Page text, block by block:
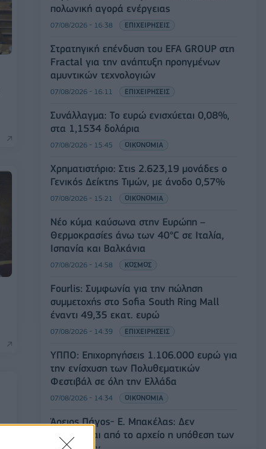
πολωνική αγορά ενέργειας
07/08/2026 - 16:38 ΕΠΙΧΕΙΡΗΣΕΙΣ
Στρατηγική επένδυση του EFA GROUP στη
Fractal για την ανάπτυξη προηγμένων
αμυντικών τεχνολογιών
07/08/2026 - 16:11 ΕΠΙΧΕΙΡΗΣΕΙΣ
Συνάλλαγμα: Το ευρώ ενισχύεται 0,08%,
στα 1,1534 δολάρια
07/08/2026 - 15:45 ΟΙΚΟΝΟΜΙΑ
Χρηματιστήριο: Στις 2.623,19 μονάδες ο
Γενικός Δείκτης Τιμών, με άνοδο 0,57%
07/08/2026 - 15:21 ΟΙΚΟΝΟΜΙΑ
Νέο κύμα καύσωνα στην Ευρώπη –
Θερμοκρασίες άνω των 40°C σε Ιταλία,
Ισπανία και Βαλκάνια
07/08/2026 - 14:58 ΚΟΣΜΟΣ
Fourlis: Συμφωνία για την πώληση
συμμετοχής στο Sofia South Ring Mall
έναντι 49,35 εκατ. ευρώ
07/08/2026 - 14:39 ΕΠΙΧΕΙΡΗΣΕΙΣ
ΥΠΠΟ: Επιχορηγήσεις 1.106.000 ευρώ για
την ενίσχυση των Πολυθεματικών
Φεστιβάλ σε όλη την Ελλάδα
07/08/2026 - 14:34 ΟΙΚΟΝΟΜΙΑ
Άρειος Πάγος- Ε. Μπακέλας: Δεν
ανασύρεται από το αρχείο η υπόθεση των